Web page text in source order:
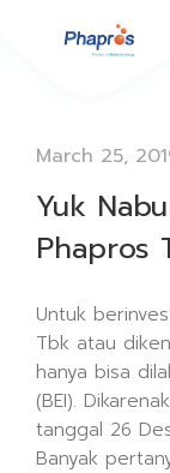
March 25,
Yuk
Phapros
Untuk
Tbk atau
hanya bisa
(BEI).
tanggal 26
Banyak